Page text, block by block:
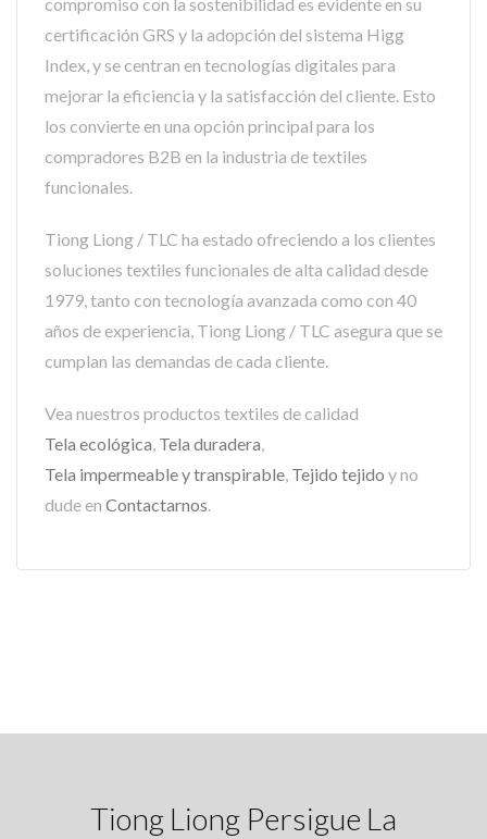
certificación GRS y la adopción del sistema Higg
Index, y se centran en tecnologías digitales para
mejorar la eficiencia y la satisfacción del cliente. Esto
los convierte en una opción principal para los
compradores B2B en la industria de textiles
funcionales.
Tiong Liong / TLC ha estado ofreciendo a los clientes
soluciones textiles funcionales de alta calidad desde
1979, tanto con tecnología avanzada como con 40
años de experiencia, Tiong Liong / TLC asegura que se
cumplan las demandas de cada cliente.
Vea nuestros productos textiles de calidad
Tela ecológica Tela duradera
Tela impermeable y transpirable Tejido tejido y no
dude en Contactarnos
Tiong Liong Persigue La